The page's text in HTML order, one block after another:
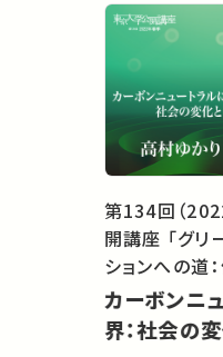
第134回（
開講座 「グリ
ションへの道
カーボンニ
界：社会の